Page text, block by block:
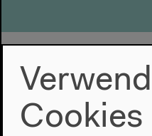
Cookies